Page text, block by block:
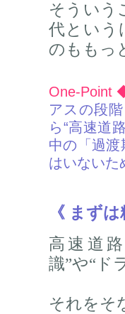
そういう
代という
のももっ
One-Point
アスの段
ら“高速道
中の「過
はいないた
《 まず
高速道
識”や“ド
それをそ